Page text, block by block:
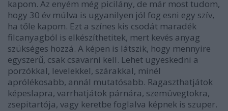
kapom. Az enyém még picilány, de már most tudom,
hogy 30 év múlva is ugyanilyen jól fog esni egy szív,
ha tőle kapom. Ezt a színes kis csodát maradék
filcanyagból is elkészíthetitek, mert kevés anyag
szükséges hozzá. A képen is látszik, hogy mennyire
egyszerű, csak csavarni kell. Lehet ügyeskedni a
porzókkal, levelekkel, szárakkal, minél
aprólékosabb, annál mutatósabb. Ragaszthatjátok
képeslapra, varrhatjátok párnára, szemüvegtokra,
zsepitartója, vagy keretbe foglalva képnek is szuper.